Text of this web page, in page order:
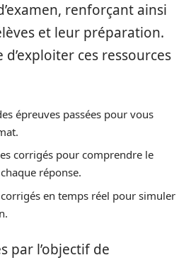
renforçant ainsi
et leur préparation.
ces ressources
épreuves passées pour vous
corrigés pour comprendre le
réponse.
en temps réel pour simuler
par l’objectif de